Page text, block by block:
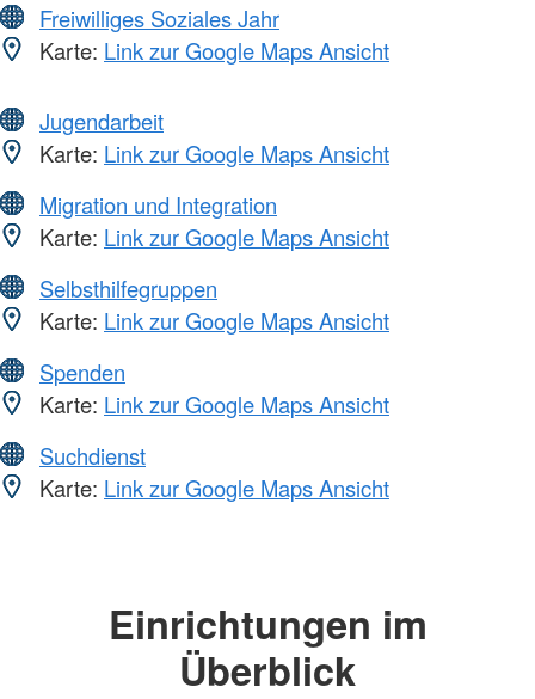
Freiwilliges Soziales Jahr
Karte: Link zur Google Maps Ansicht
Jugendarbeit
Karte: Link zur Google Maps Ansicht
Migration und Integration
Karte: Link zur Google Maps Ansicht
Selbsthilfegruppen
Karte: Link zur Google Maps Ansicht
Spenden
Karte: Link zur Google Maps Ansicht
Suchdienst
Karte: Link zur Google Maps Ansicht
Einrichtungen im
Überblick